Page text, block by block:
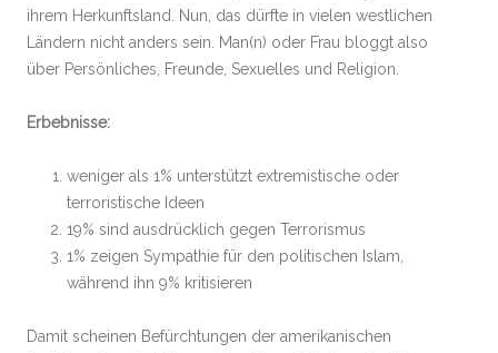
ihrem Herkunftsland. Nun, das dürfte in vielen westlichen
Ländern nicht anders sein. Man(n) oder Frau bloggt also
über Persönliches, Freunde, Sexuelles und Religion.
Erbebnisse:
weniger als 1% unterstützt extremistische oder
terroristische Ideen
19% sind ausdrücklich gegen Terrorismus
1% zeigen Sympathie für den politischen Islam,
während ihn 9% kritisieren
Damit scheinen Befürchtungen der amerikanischen